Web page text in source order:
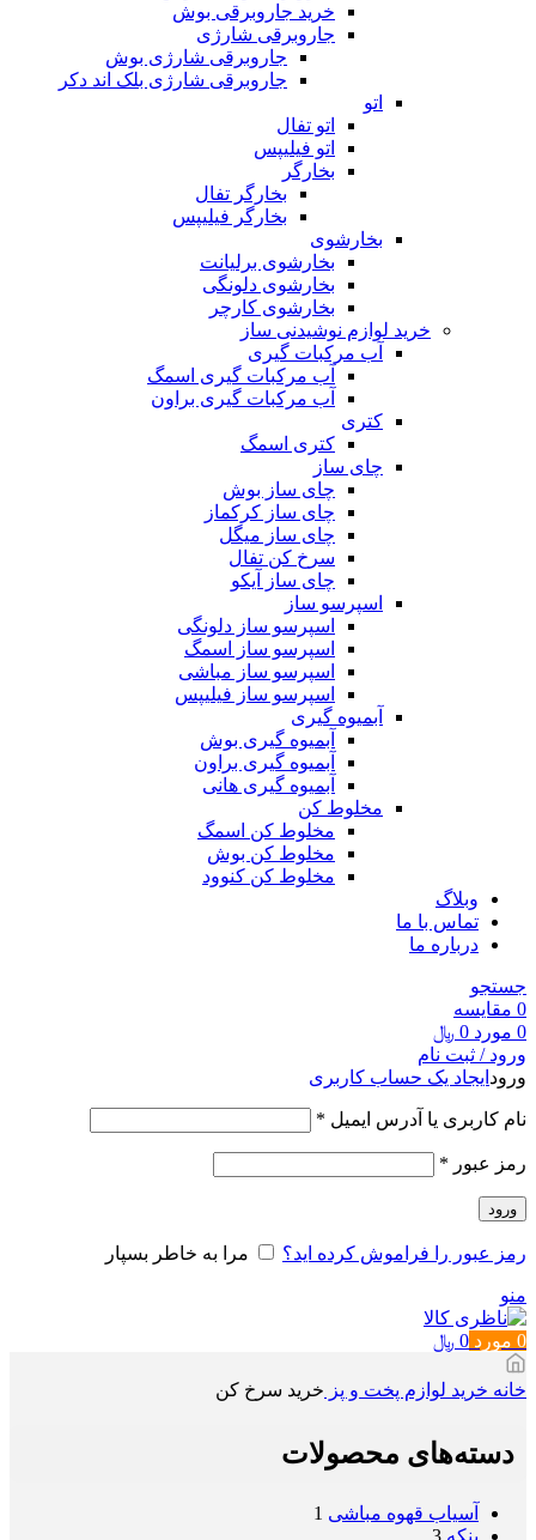
خرید جاروبرقی بوش
جاروبرقی شارژی
جاروبرقی شارژی بوش
جاروبرقی شارژی بلک اند دکر
اتو
اتو تفال
اتو فیلیپس
بخارگر
بخارگر تفال
بخارگر فیلیپس
بخارشوی
بخارشوی برلیانت
بخارشوی دلونگی
بخارشوی کارچر
خرید لوازم نوشیدنی ساز
آب مرکبات گیری
آب مرکبات گیری اسمگ
آب مرکبات گیری براون
کتری
کتری اسمگ
چای ساز
چای ساز بوش
چای ساز کرکماز
چای ساز میگل
سرخ کن تفال
چای ساز آیکو
اسپرسو ساز
اسپرسو ساز دلونگی
اسپرسو ساز اسمگ
اسپرسو ساز مباشی
اسپرسو ساز فیلیپس
آبمیوه گیری
آبمیوه گیری بوش
آبمیوه گیری براون
آبمیوه گیری هانی
مخلوط کن
مخلوط کن اسمگ
مخلوط کن بوش
مخلوط کن کنوود
وبلاگ
تماس با ما
درباره ما
جستجو
0 مقايسه
0 مورد 0 ﷼
ورود / ثبت نام
ورود ایجاد یک حساب کاربری
نام کاربری یا آدرس ایمیل *
رمز عبور *
ورود
رمز عبور را فراموش کرده اید؟ مرا به خاطر بسپار
منو
0 مورد 0 ﷼
خانه خرید لوازم پخت و پز خرید سرخ کن
دسته‌های محصولات
آسیاب قهوه مباشی 1
پنکه 3